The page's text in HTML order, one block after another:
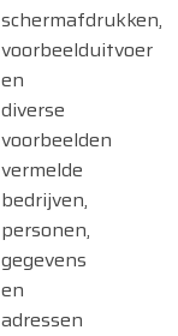
schermafdrukken,
voorbeelduitvoer
en
diverse
voorbeelden
vermelde
bedrijven,
personen,
gegevens
en
adressen